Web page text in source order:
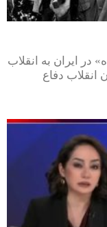
در ایران به انقلاب
انقلاب دفاع